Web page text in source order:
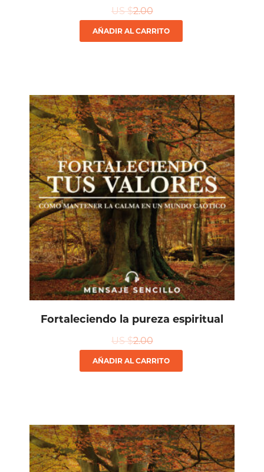
US $2.00
AÑADIR AL CARRITO
Fortaleciendo la pureza espiritual
US $2.00
AÑADIR AL CARRITO